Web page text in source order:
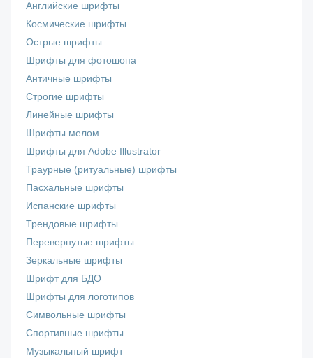
Английские шрифты
Космические шрифты
Острые шрифты
Шрифты для фотошопа
Античные шрифты
Строгие шрифты
Линейные шрифты
Шрифты мелом
Шрифты для Adobe Illustrator
Траурные (ритуальные) шрифты
Пасхальные шрифты
Испанские шрифты
Трендовые шрифты
Перевернутые шрифты
Зеркальные шрифты
Шрифт для БДО
Шрифты для логотипов
Символьные шрифты
Спортивные шрифты
Музыкальный шрифт